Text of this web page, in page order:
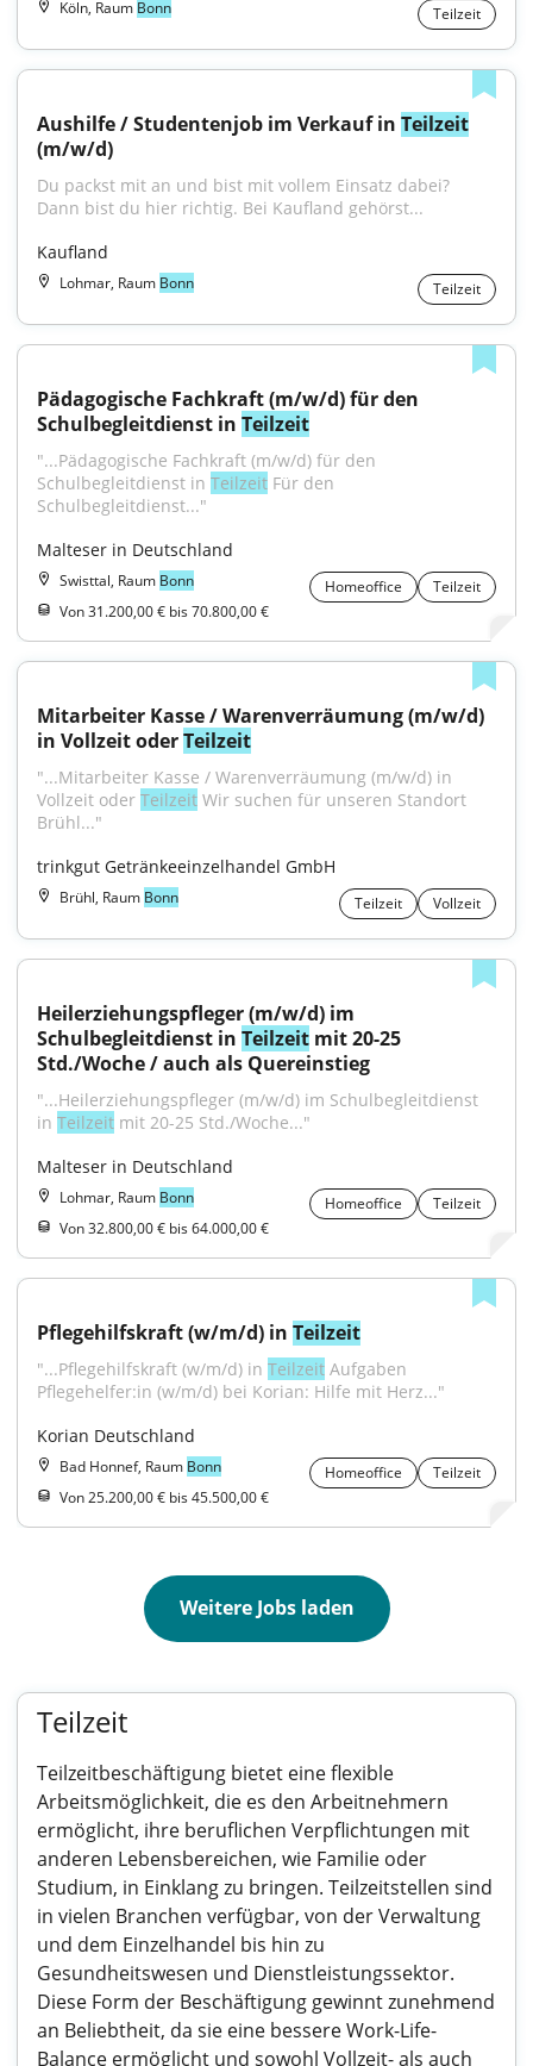
Köln, Raum Bonn Teilzeit
Aushilfe / Studentenjob im Verkauf in Teilzeit
(m/w/d)
Du packst mit an und bist mit vollem Einsatz dabei?
Dann bist du hier richtig. Bei Kaufland gehörst...
Kaufland
Lohmar, Raum Bonn Teilzeit
Pädagogische Fachkraft (m/w/d) für den
Schulbegleitdienst in Teilzeit
"...Pädagogische Fachkraft (m/w/d) für den
Schulbegleitdienst in Teilzeit Für den
Schulbegleitdienst..."
Malteser in Deutschland
Swisttal, Raum Bonn Homeoffice
Teilzeit
Von 31.200,00 € bis 70.800,00 €
Mitarbeiter Kasse / Warenverräumung (m/w/d)
in Vollzeit oder Teilzeit
"...Mitarbeiter Kasse / Warenverräumung (m/w/d) in
Vollzeit oder Teilzeit Wir suchen für unseren Standort
Brühl..."
trinkgut Getränkeeinzelhandel GmbH
Brühl, Raum Bonn Teilzeit Vollzeit
Heilerziehungspfleger (m/w/d) im
Schulbegleitdienst in Teilzeit mit 20-25
Std./Woche / auch als Quereinstieg
"...Heilerziehungspfleger (m/w/d) im Schulbegleitdienst
in Teilzeit mit 20-25 Std./Woche..."
Malteser in Deutschland
Lohmar, Raum Bonn Homeoffice
Teilzeit
Von 32.800,00 € bis 64.000,00 €
Pflegehilfskraft (w/m/d) in Teilzeit
"...Pflegehilfskraft (w/m/d) in Teilzeit Aufgaben
Pflegehelfer:in (w/m/d) bei Korian: Hilfe mit Herz..."
Korian Deutschland
Bad Honnef, Raum Bonn Homeoffice
Teilzeit
Von 25.200,00 € bis 45.500,00 €
Weitere Jobs laden
Teilzeit
Teilzeitbeschäftigung bietet eine flexible
Arbeitsmöglichkeit, die es den Arbeitnehmern
ermöglicht, ihre beruflichen Verpflichtungen mit
anderen Lebensbereichen, wie Familie oder
Studium, in Einklang zu bringen. Teilzeitstellen sind
in vielen Branchen verfügbar, von der Verwaltung
und dem Einzelhandel bis hin zu
Gesundheitswesen und Dienstleistungssektor.
Diese Form der Beschäftigung gewinnt zunehmend
an Beliebtheit, da sie eine bessere Work-Life-
Balance ermöglicht und sowohl Vollzeit- als auch